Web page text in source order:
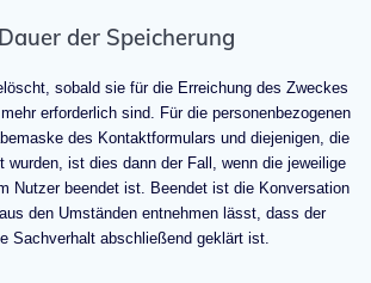
der Speicherung
sobald sie für die Erreichung des Zweckes
erforderlich sind. Für die personenbezogenen
des Kontaktformulars und diejenigen, die
wurden, ist dies dann der Fall, wenn die jeweilige
Nutzer beendet ist. Beendet ist die Konversation
den Umständen entnehmen lässt, dass der
Sachverhalt abschließend geklärt ist.